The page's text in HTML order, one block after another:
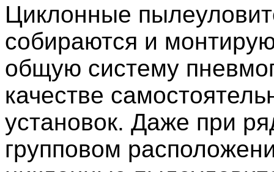
Циклонные
собираются и
общую систему
качестве
установок. Даже при
групповом